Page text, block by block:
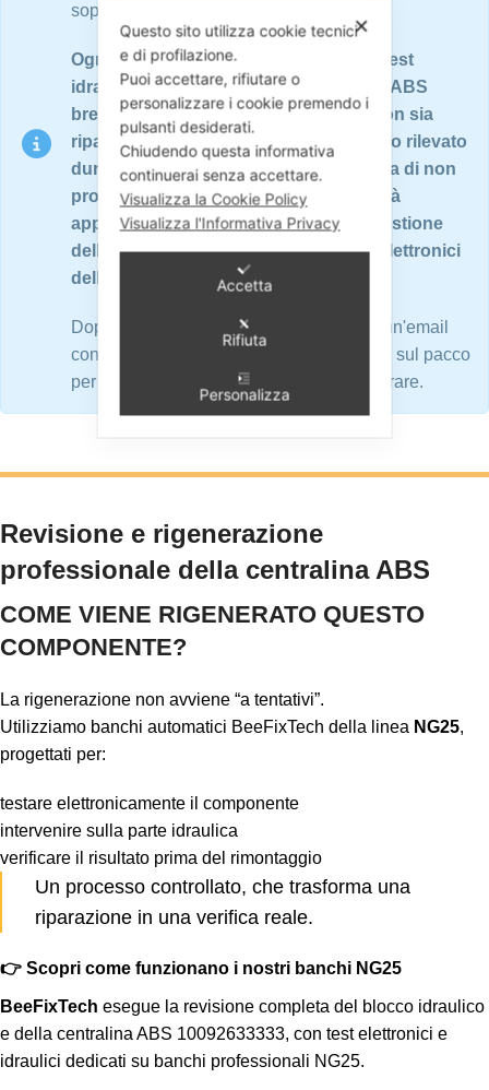
soprastante in tutte le sue parti.
Ogni ricambio è sottoposto a rigorosi test
idraulici ed elettronici su banchi prova ABS
brevettati. Nel caso in cui il ricambio non sia
riparabile o non presenti nessun guasto rilevato
durante i test, oppure nel caso si scelga di non
procedere con la riparazione ABS, verrà
applicata una quota di € 60,00 per la gestione
della pratica e per i test meccanici ed elettronici
dell'ABS.
Dopo la conferma dell'ordine, riceverete un'email
contenente la lettera di vettura da apporre sul pacco
per il ritiro del Ricambio da spedire e riparare.
Revisione e rigenerazione
professionale della centralina ABS
COME VIENE RIGENERATO QUESTO
COMPONENTE?
La rigenerazione non avviene “a tentativi”.
Utilizziamo banchi automatici BeeFixTech della linea NG25,
progettati per:
testare elettronicamente il componente
intervenire sulla parte idraulica
verificare il risultato prima del rimontaggio
Un processo controllato, che trasforma una
riparazione in una verifica reale.
👉 Scopri come funzionano i nostri banchi NG25
BeeFixTech esegue la revisione completa del blocco idraulico
e della centralina ABS 10092633333, con test elettronici e
idraulici dedicati su banchi professionali NG25.
✕
Questo sito utilizza cookie tecnici
e di profilazione.
Puoi accettare, rifiutare o
personalizzare i cookie premendo i
pulsanti desiderati.
Chiudendo questa informativa
continuerai senza accettare.
Visualizza la Cookie Policy
Visualizza l'Informativa Privacy
Accetta
Rifiuta
Personalizza